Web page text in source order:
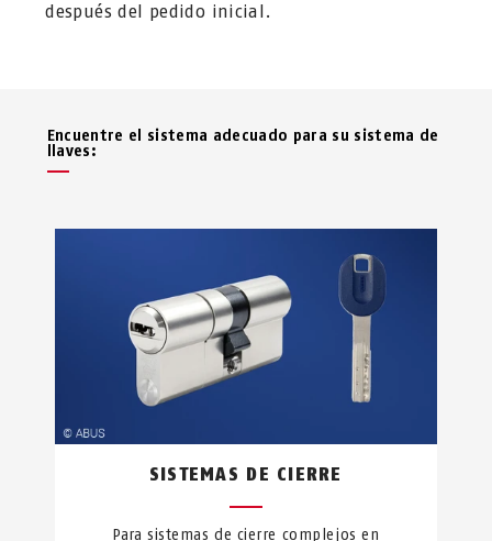
después del pedido inicial.
Encuentre el sistema adecuado para su sistema de
llaves:
SISTEMAS DE CIERRE
Para sistemas de cierre complejos en